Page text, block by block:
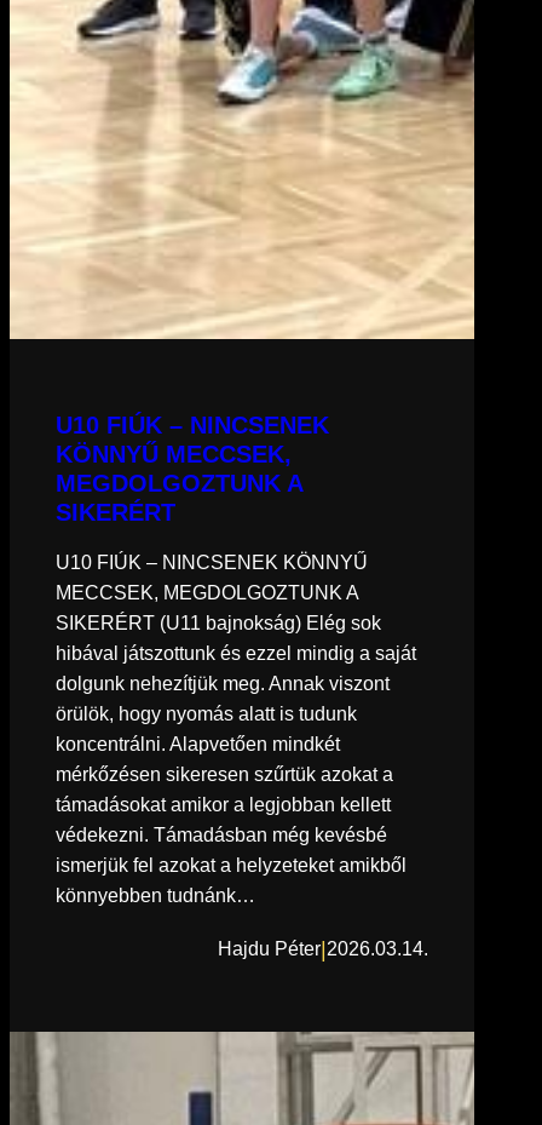
U10 FIÚK – NINCSENEK
KÖNNYŰ MECCSEK,
MEGDOLGOZTUNK A
SIKERÉRT
U10 FIÚK – NINCSENEK KÖNNYŰ
MECCSEK, MEGDOLGOZTUNK A
SIKERÉRT (U11 bajnokság) Elég sok
hibával játszottunk és ezzel mindig a saját
dolgunk nehezítjük meg. Annak viszont
örülök, hogy nyomás alatt is tudunk
koncentrálni. Alapvetően mindkét
mérkőzésen sikeresen szűrtük azokat a
támadásokat amikor a legjobban kellett
védekezni. Támadásban még kevésbé
ismerjük fel azokat a helyzeteket amikből
könnyebben tudnánk…
Hajdu Péter|2026.03.14.